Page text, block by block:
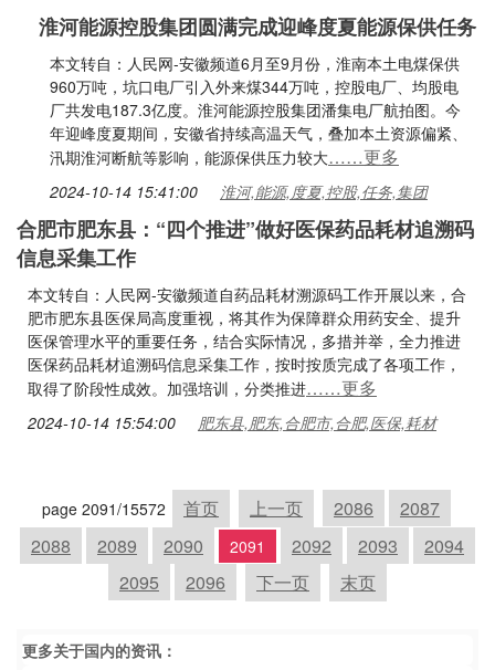
淮河能源控股集团圆满完成迎峰度夏能源保供任务
本文转自：人民网-安徽频道6月至9月份，淮南本土电煤保供
960万吨，坑口电厂引入外来煤344万吨，控股电厂、均股电
厂共发电187.3亿度。淮河能源控股集团潘集电厂航拍图。今
年迎峰度夏期间，安徽省持续高温天气，叠加本土资源偏紧、
汛期淮河断航等影响，能源保供压力较大……更多
2024-10-14 15:41:00 淮河,能源,度夏,控股,任务,集团
合肥市肥东县：“四个推进”做好医保药品耗材追溯码
信息采集工作
本文转自：人民网-安徽频道自药品耗材溯源码工作开展以来，合
肥市肥东县医保局高度重视，将其作为保障群众用药安全、提升
医保管理水平的重要任务，结合实际情况，多措并举，全力推进
医保药品耗材追溯码信息采集工作，按时按质完成了各项工作，
取得了阶段性成效。加强培训，分类推进……更多
2024-10-14 15:54:00 肥东县,肥东,合肥市,合肥,医保,耗材
page 2091/15572 首页 上一页 2086
2087
2088
2089 2090 2091 2092 2093
2094
2095
2096 下一页 末页
更多关于国内的资讯：